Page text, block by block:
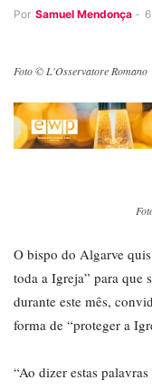
Por Samuel Mendonça -
Foto © L'Osservatore Romano
O bispo do Algarve
toda a Igreja” para que
durante este mês,
forma de “proteger a
“Ao dizer estas